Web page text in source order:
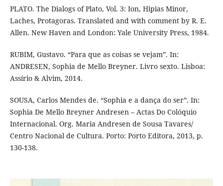
PLATO. The Dialogs of Plato, Vol. 3: Ion, Hipias Minor,
Laches, Protagoras. Translated and with comment by R. E.
Allen. New Haven and London: Yale University Press, 1984.
RUBIM, Gustavo. “Para que as coisas se vejam”. In:
ANDRESEN, Sophia de Mello Breyner. Livro sexto. Lisboa:
Assírio & Alvim, 2014.
SOUSA, Carlos Mendes de. “Sophia e a dança do ser”. In:
Sophia De Mello Breyner Andresen – Actas Do Colóquio
Internacional. Org. Maria Andresen de Sousa Tavares/
Centro Nacional de Cultura. Porto: Porto Editora, 2013, p.
130-138.